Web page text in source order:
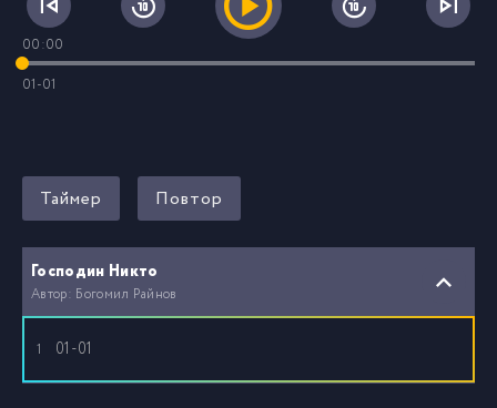
00:00
01-01
Таймер Повтор
Господин Никто
Автор: Богомил Райнов
1 01-01